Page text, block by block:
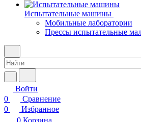
Испытательные машины
Мобильные лаборатории
Прессы испытательные
Войти
0
Сравнение
0
Избранное
0 Корзина